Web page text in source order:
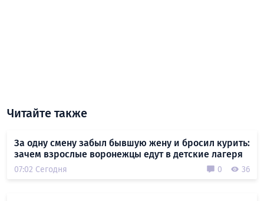
Читайте также
За одну смену забыл бывшую жену и бросил курить:
зачем взрослые воронежцы едут в детские лагеря
07:02 Сегодня 0 36